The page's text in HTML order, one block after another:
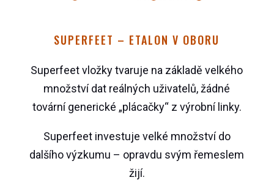
SUPERFEET – ETALON V OBORU
Superfeet vložky tvaruje na základě velkého
množství dat reálných uživatelů, žádné
tovární generické „plácačky“ z výrobní linky.
Superfeet investuje velké množství do
dalšího výzkumu – opravdu svým řemeslem
žijí.